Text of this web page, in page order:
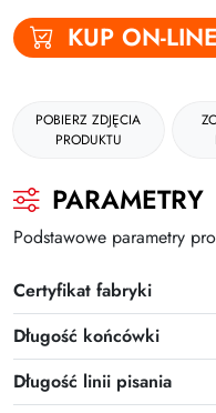
KUP ON-LINE
POBIERZ ZDJĘCIA
PRODUKTU
PARAMETRY
Podstawowe parametry
Certyfikat fabryki
Długość końcówki
Długość linii pisania